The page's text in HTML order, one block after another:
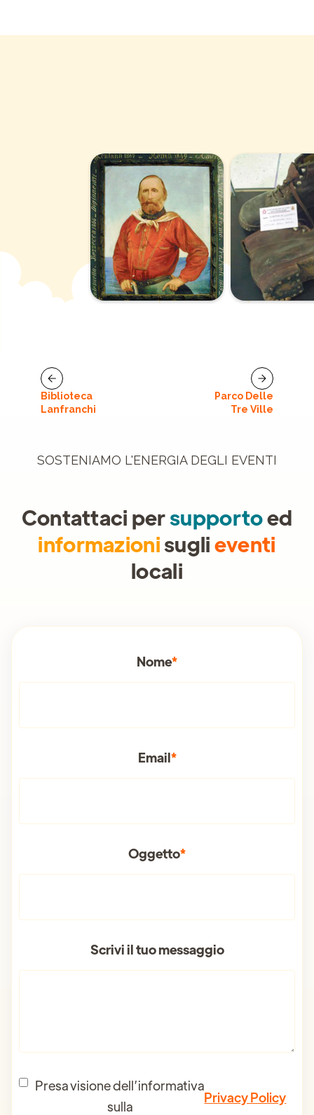
Biblioteca
Lanfranchi
Parco Delle
Tre Ville
SOSTENIAMO L'ENERGIA DEGLI EVENTI
Contattaci persupportoed
informazionisuglieventi
locali
Nome*
Email*
Oggetto*
Scrivi il tuo messaggio
Presa visione dell’informativa
sulla
Privacy Policy